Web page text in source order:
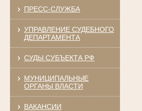
ПРЕСС-СЛУЖБА
УПРАВЛЕНИЕ СУДЕБНОГО
ДЕПАРТАМЕНТА
СУДЫ СУБЪЕКТА РФ
МУНИЦИПАЛЬНЫЕ
ОРГАНЫ ВЛАСТИ
ВАКАНСИИ